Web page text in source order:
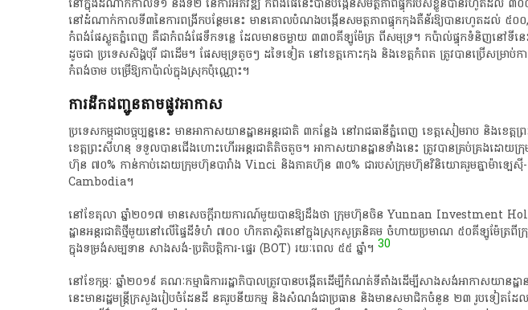
នៅ​ដំណាក់កាល​ទី​៣​នៃ​ការ​ពង្រីក​បន្ថែម​នេះ​ មាន​គោលបំណង​បង្កើន​សមត្ថភាព​ផ្ទុក​កុងតឺន័រ​ឱ្យ​បាន​រហូត​ដល់​ ៥០
កំពង់​ផែស្ងួត​ភ្នំពេញ​ គឺជា​កំពង់​ផែ​ទឹកទន្លេ​ ដែល​មាន​ចម្ងាយ​ ៣៣០​គីឡូម៉ែត្រ​ ពី​សមុទ្រ​។​ កប៉ាល់​ផ្ទុកទំនិញ​នៅ​ទី​នេ
ដូច​ជា​ ប្រទេស​សិង្ហ​បុរី​ ជាដើម​។​ ផែ​សមុទ្រ​តូចៗ​ ដទៃ​ទៀត​ នៅ​ខេត្តកោះកុង​ និង​ខេត្តកំពត​ ត្រូវ​បាន​ប្រើ​សម្រាប់​
កំពង់ចាម​ បម្រើ​ឱ្យ​កា​ប៉ា​ល់​ក្នុងស្រុក​ប៉ុណ្ណោះ​។​
ការ​ដឹក​ជញ្ជូន​តាម​ផ្លូវអាកាស​
ប្រទេស​កម្ពុជា​បច្ចុប្បន្ន​នេះ​ មាន​អាកាសយានដ្ឋាន​អន្តរជាតិ​ ៣​កន្លែង​ នៅ​រាជធានី​ភ្នំពេញ​ ខេត្តសៀមរាប​ និង​ខេ
ខេត្ត​ព្រះ​សីហ​នុ​ ទទួល​បាន​ជើងហោះហើរ​អន្តរជាតិ​តិចតួច​។​ អាកាសយានដ្ឋាន​ទាំងនេះ​ ត្រូវ​បាន​គ្រប់គ្រង​ដោយ​ក្
ហ៊ុន​ ៧០%​ កាន់កាប់​ដោយ​ក្រុមហ៊ុន​បារាំង​ Vinci​ និង​ភាគហ៊ុន​ ៣០%​ ជា​របស់​ក្រុមហ៊ុន​វិនិយោគ​រួម​គ្នា​ម៉ា​ឡេ​
Cambodia​។​
នៅ​ខែតុលា​ ឆ្នាំ​២០១៧​ មាន​សេចក្តីរាយការណ៍​មួយ​បានឱ្យ​ដឹង​ថា​ ក្រុមហ៊ុន​ចិន​ Yunnan​ Investment​
ដ្ឋាន​អន្តរជាតិ​ថ្មី​មួយ​នៅ​លើ​ផ្ទៃដី​ទំហំ​ ៧០០​ ហិ​កតា​ស្ថិត​នៅ​ក្នុងស្រុក​សូត្រ​និគម​ ចំហាយ​ប្រមាណ​ ៥០​គីឡូម៉ែត្រ​ពី​ក្រុ
ក្នុង​ទម្រង់​សម្បទាន​ សាងសង់​-​ប្រតិបត្តិការ​-​ផ្ទេរ​ (BOT)​ រយៈពេល​ ៥៥​ ឆ្នាំ​។​ 30
នៅ​ខែកុម្ភៈ​ ឆ្នាំ​២០១៩​ គណៈកម្មាធិការ​រដ្ឋាភិបាល​ត្រូវ​បាន​បង្កើត​ដើម្បី​កំណត់​ទីតាំង​ដើម្បី​សាងសង់​អាកាសយានដ្ឋ
នេះ​មាន​រដ្ឋមន្ត្រីក្រសួង​រៀបចំ​ដែនដី​ នគរូបនីយកម្ម​ និង​សំណង់​ជា​ប្រធាន​ និង​មាន​សមាជិក​ចំនួន​ ២៣​ រូប​ទៀត​ដែល​